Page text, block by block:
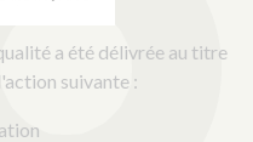
a été délivrée au titre
suivante :